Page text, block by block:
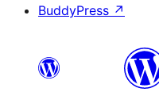
BuddyPress ↗